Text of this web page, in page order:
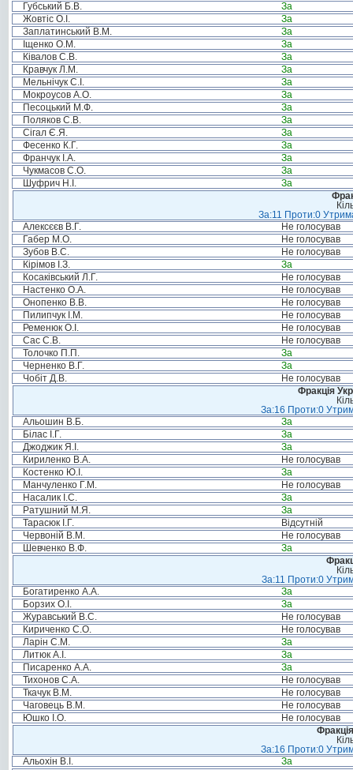
Губський Б.В.
За
Жовтіс О.І.
За
Заплатинський В.М.
За
Іщенко О.М.
За
Ківалов С.В.
За
Кравчук Л.М.
За
Мельнічук С.І.
За
Мокроусов А.О.
За
Песоцький М.Ф.
За
Поляков С.В.
За
Сігал Є.Я.
За
Фесенко К.Г.
За
Франчук І.А.
За
Чукмасов С.О.
За
Шуфрич Н.І.
За
За:11 Проти:0
Алексєєв В.Г.
Не голосував
Габер М.О.
Не голосував
Зубов В.С.
Не голосував
Кірімов І.З.
За
Косаківський Л.Г.
Не голосував
Настенко О.А.
Не голосував
Онопенко В.В.
Не голосував
Пилипчук І.М.
Не голосував
Ременюк О.І.
Не голосував
Сас С.В.
Не голосував
Толочко П.П.
За
Черненко В.Г.
За
Чобіт Д.В.
Не голосував
Фракція
За:16 Проти:0
Альошин В.Б.
За
Білас І.Г.
За
Джоджик Я.І.
За
Кириленко В.А.
Не голосував
Костенко Ю.І.
За
Манчуленко Г.М.
Не голосував
Насалик І.С.
За
Ратушний М.Я.
За
Тарасюк І.Г.
Відсутній
Червоній В.М.
Не голосував
Шевченко В.Ф.
За
За:11 Проти:0
Богатиренко А.А.
За
Борзих О.І.
За
Журавський В.С.
Не голосував
Кириченко С.О.
Не голосував
Ларін С.М.
За
Литюк А.І.
За
Писаренко А.А.
За
Тихонов С.А.
Не голосував
Ткачук В.М.
Не голосував
Чаговець В.М.
Не голосував
Юшко І.О.
Не голосував
За:16 Проти:0
Альохін В.І.
За